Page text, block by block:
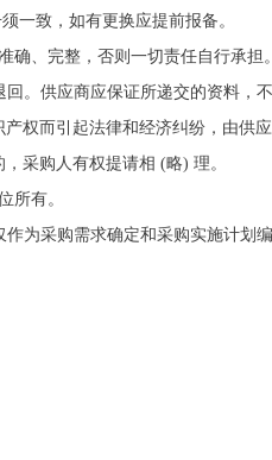
一致，如有更换应提前报备。
确、完整，否则一切责任自行承担
回。供应商应保证所递交的资料
权而引起法律和经济纠纷，由供
采购人有权提请相 (略) 理。
所有。
为采购需求确定和采购实施计划